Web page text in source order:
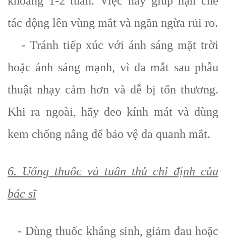
tác động lên vùng mắt và ngăn ngừa rủi ro.
- Tránh tiếp xúc với ánh sáng mặt trời
hoặc ánh sáng mạnh, vì da mắt sau phẫu
thuật nhạy cảm hơn và dễ bị tổn thương.
Khi ra ngoài, hãy đeo kính mát và dùng
kem chống nắng để bảo vệ da quanh mắt.
6. Uống thuốc và tuân thủ chỉ định của
bác sĩ
- Dùng thuốc kháng sinh, giảm đau hoặc